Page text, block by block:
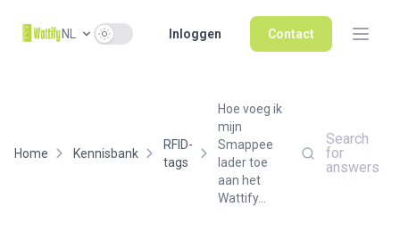
NL Use setting Inloggen Contact
Home Kennisbank
RFID-
tags
Hoe voeg ik
mijn
Smappee
lader toe
aan het
Wattify...
Search
for
answers